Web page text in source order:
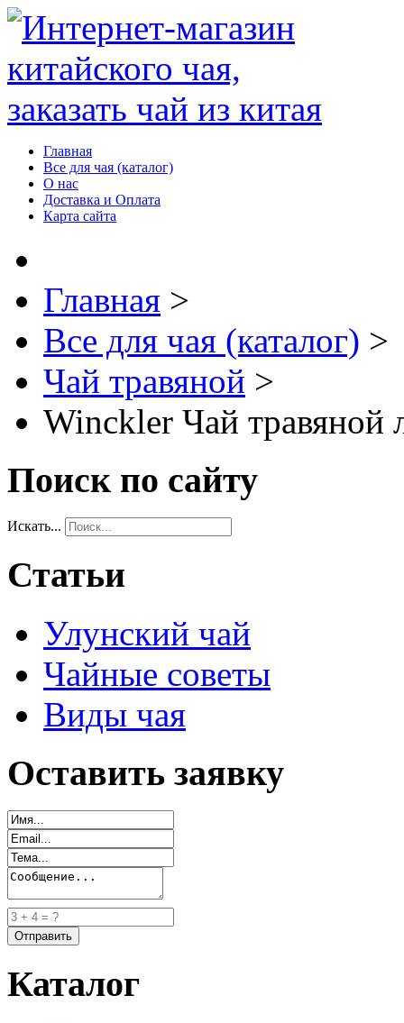
Главная
Все для чая (каталог)
О нас
Доставка и Оплата
Карта сайта
Главная >
Все для чая (каталог) >
Чай травяной >
Winckler Чай травяной
Поиск по сайту
Искать...
Статьи
Улунский чай
Чайные советы
Виды чая
Оставить заявку
Каталог